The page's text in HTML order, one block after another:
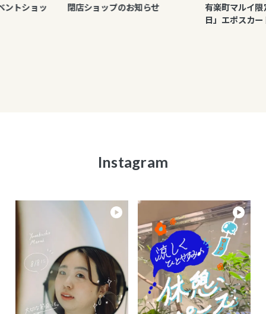
ショッ 閉店ショップのお知らせ
有楽町マルイ限定
日」エポスカード
Instagram